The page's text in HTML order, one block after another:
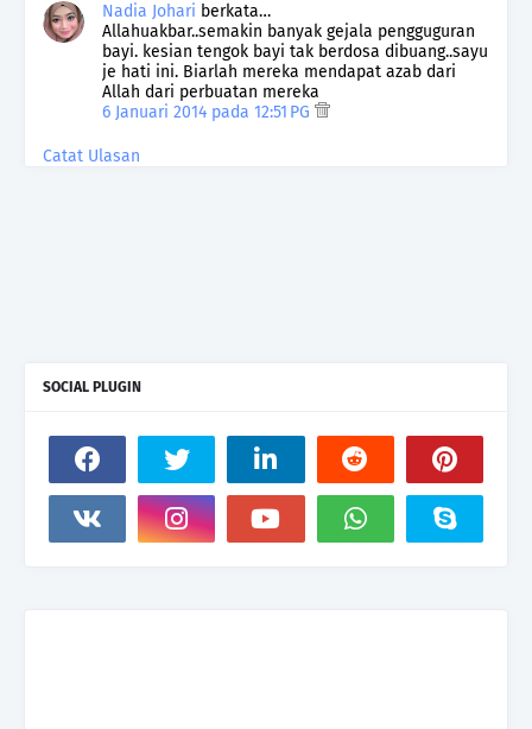
Nadia Johari berkata…
Allahuakbar..semakin banyak gejala pengguguran
bayi. kesian tengok bayi tak berdosa dibuang..sayu
je hati ini. Biarlah mereka mendapat azab dari
Allah dari perbuatan mereka
6 Januari 2014 pada 12:51 PG
Catat Ulasan
SOCIAL PLUGIN